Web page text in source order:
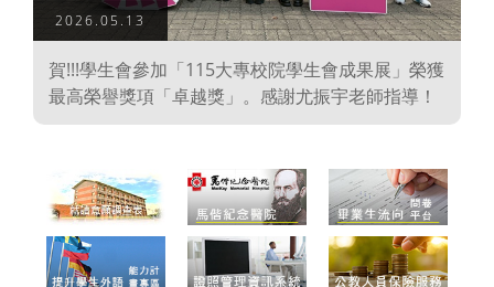
2026.05.13
賀!!!學生會參加「115大專校院學生會成果展」榮獲
最高榮譽獎項「卓越獎」。感謝尤振宇老師指導！